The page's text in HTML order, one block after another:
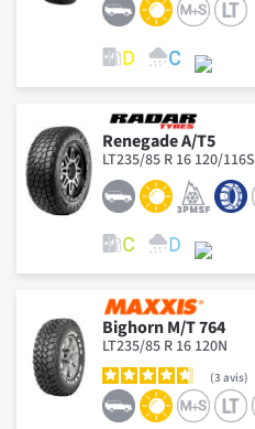
Renegade A/T5
LT235/85 R 16 120/116S
Bighorn M/T 764
LT235/85 R 16 120N
3 avis